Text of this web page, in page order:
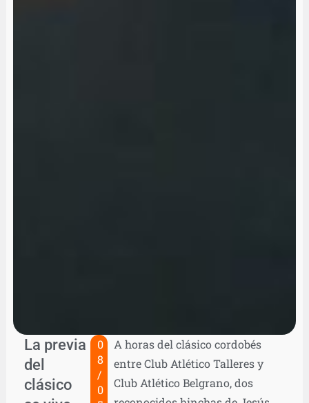
La previa
del
clásico
0
8
/
0
A horas del clásico cordobés
entre Club Atlético Talleres y
Club Atlético Belgrano, dos